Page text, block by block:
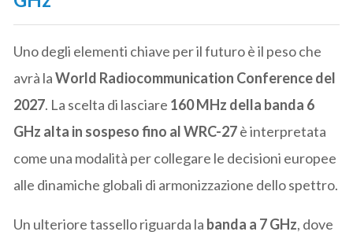
Uno degli elementi chiave per il futuro è il peso che
avrà laWorld Radiocommunication Conference del
2027. La scelta di lasciare 160 MHz della banda 6
GHz alta in sospeso fino al WRC-27è interpretata
come una modalità per collegare le decisioni europee
alle dinamiche globali di armonizzazione dello spettro.
Un ulteriore tassello riguarda la banda a 7 GHz, dove